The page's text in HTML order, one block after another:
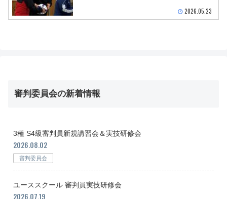
2026.05.23
審判委員会の新着情報
3種 S4級審判員新規講習会＆実技研修会
2026.08.02
審判委員会
ユーススクール 審判員実技研修会
2026.07.19